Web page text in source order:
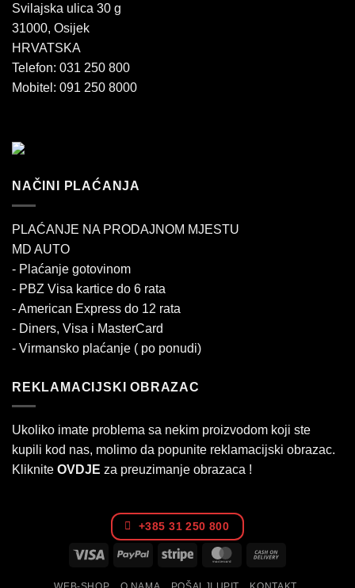
Svilajska ulica 30 g
31000, Osijek
HRVATSKA
Telefon: 031 250 800
Mobitel: 091 250 8000
NAČINI PLAĆANJA
PLAĆANJE NA PRODAJNOM MJESTU
MD AUTO
- Plaćanje gotovinom
- PBZ Visa kartice do 6 rata
- American Express do 12 rata
- Diners, Visa i MasterCard
- Virmansko plaćanje ( po ponudi)
REKLAMACIJSKI OBRAZAC
Ukoliko imate problema sa nekim proizvodom koji ste
kupili kod nas, molimo da popunite reklamacijski obrazac.
Kliknite OVDJE za preuzimanje obrazaca !
+385 31 250 800
Visa PayPal Stripe MasterCard